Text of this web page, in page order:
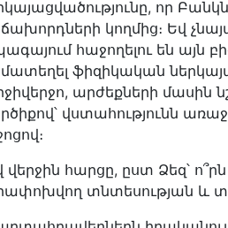
որ
կողմից։ Եվ
հաջողելու են այն
ֆիզիկական
արժեքների մասին
վստահությունն
վերջին հարցը, ըստ Ձեզ՝
տնտեսության և